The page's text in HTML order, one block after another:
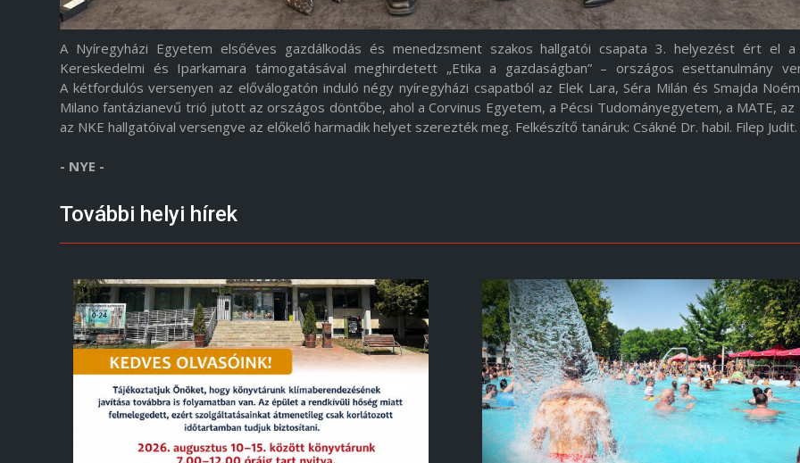
A Nyíregyházi Egyetem elsőéves gazdálkodás és menedzsment szakos hallgatói csapata 3. helyezést ért el a
Kereskedelmi és Iparkamara támogatásával meghirdetett „Etika a gazdaságban” – országos esettanulmány
A kétfordulós versenyen az előválogatón induló négy nyíregyházi csapatból az Elek Lara, Séra Milán és Smajda
Milano fantázianevű trió jutott az országos döntőbe, ahol a Corvinus Egyetem, a Pécsi Tudományegyetem, a MATE, az
az NKE hallgatóival versengve az előkelő harmadik helyet szerezték meg. Felkészítő tanáruk: Csákné Dr. habil. Filep Judit.
- NYE -
További helyi hírek